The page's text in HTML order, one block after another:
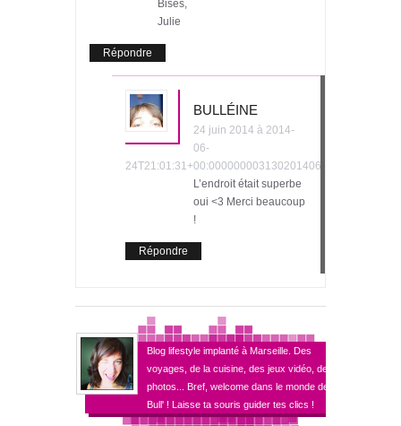
Bises,
Julie
Répondre
BULLÉINE
24 juin 2014 à 2014-
06-
24T21:01:31+00:000000003130201406
L’endroit était superbe
oui <3 Merci beaucoup
!
Répondre
Blog lifestyle implanté à Marseille. Des
voyages, de la cuisine, des jeux vidéo, des
photos... Bref, welcome dans le monde de
Bull' ! Laisse ta souris guider tes clics !